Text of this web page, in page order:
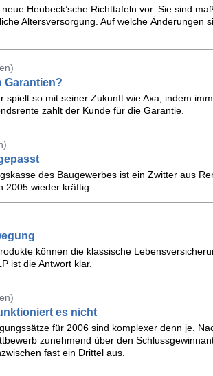
Heubeck’sche Richttafeln vor. Sie sind
Altersversorgung. Auf welche Änderungen
Garantien?
spielt so mit seiner Zukunft wie Axa, indem
zahlt der Kunde für die Garantie.
des Baugewerbes ist ein Zwitter aus
2005 wieder kräftig.
können die klassische
ist die Antwort klar.
es nicht
für 2006 sind komplexer denn je.
zunehmend über den
fast ein Drittel aus.